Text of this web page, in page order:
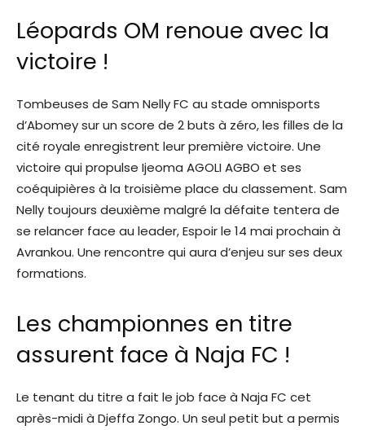
Léopards OM renoue avec la
victoire !
Tombeuses de Sam Nelly FC au stade omnisports
d’Abomey sur un score de 2 buts à zéro, les filles de la
cité royale enregistrent leur première victoire. Une
victoire qui propulse Ijeoma AGOLI AGBO et ses
coéquipières à la troisième place du classement. Sam
Nelly toujours deuxième malgré la défaite tentera de
se relancer face au leader, Espoir le 14 mai prochain à
Avrankou. Une rencontre qui aura d’enjeu sur ses deux
formations.
Les championnes en titre
assurent face à Naja FC !
Le tenant du titre a fait le job face à Naja FC cet
après-midi à Djeffa Zongo. Un seul petit but a permis